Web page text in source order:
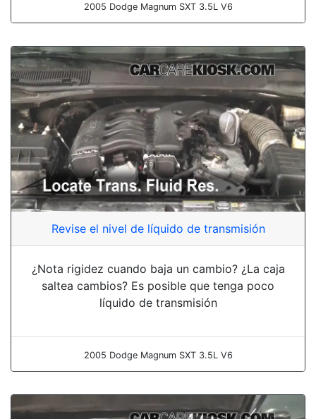
2005 Dodge Magnum SXT 3.5L V6
Revise el nivel de líquido de transmisión
¿Nota rigidez cuando baja un cambio? ¿La caja
saltea cambios? Es posible que tenga poco
líquido de transmisión
2005 Dodge Magnum SXT 3.5L V6